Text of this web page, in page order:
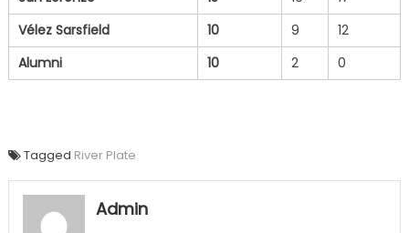
Vélez Sarsfield
10 9
12
Alumni
10 2 0
Tagged River Plate
Admin